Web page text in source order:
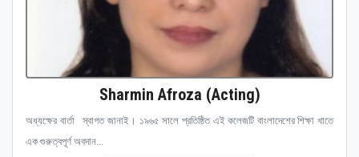
Sharmin Afroza (Acting)
অধ্যক্ষের বার্তা স্বাগত জানাই। ১৯৬৫ সালে প্রতিষ্ঠিত এই কলেজটি বাংলাদেশের শিক্ষা খাতে
এক গুরুত্বপূর্ণ অবদান...